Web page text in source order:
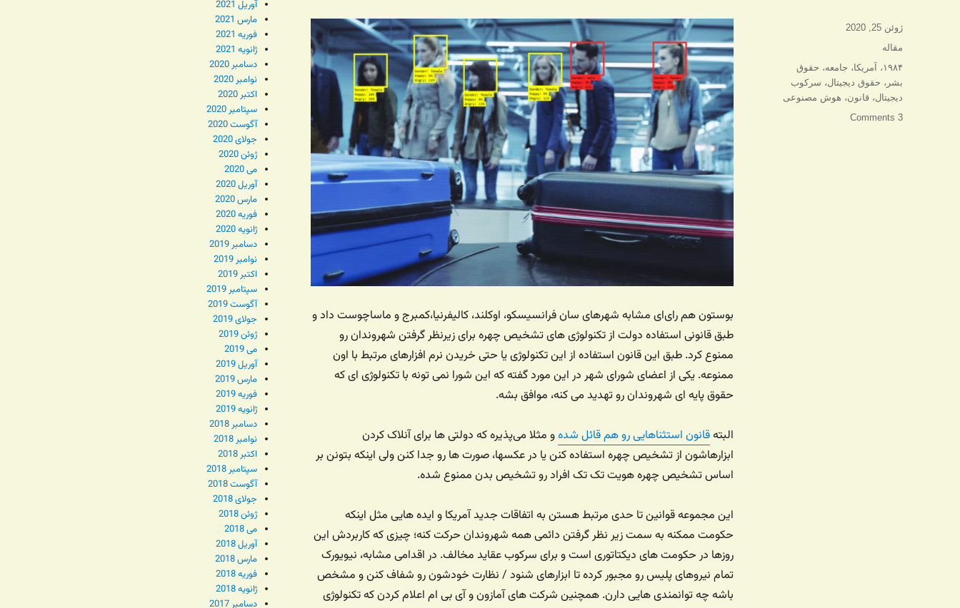
بوستون هم رای‌ای مشابه شهرهای سان فرانسیسکو، اوکلند، کالیفرنیا،‌کمبرج و ماساچوست داد و
طبق قانونی استفاده دولت از تکنولوژی های تشخیص چهره برای زیرنظر گرفتن شهروندان رو
ممنوع کرد. طبق این قانون استفاده از این تکنولوژی یا حتی خریدن نرم افزارهای مرتبط با اون
ممنوعه. یکی از اعضای شورای شهر در این مورد گفته که این شورا نمی تونه با تکنولوژی ای که
حقوق پایه ای شهروندان رو تهدید می کنه، موافق بشه.
البتهقانون استثناهایی رو هم قائل شدهو مثلا می‌پذیره که دولتی ها برای آنلاک کردن
ابزارهاشون از تشخیص چهره استفاده کنن یا در عکسها، صورت ها رو جدا کنن ولی اینکه بتونن بر
اساس تشخیص چهره هویت تک تک افراد رو تشخیص بدن ممنوع شده.
این مجموعه قوانین تا حدی مرتبط هستن به اتفاقات جدید آمریکا و ایده هایی مثل اینکه
حکومت ممکنه به سمت زیر نظر گرفتن دائمی همه شهروندان حرکت کنه؛ چیزی که کاربردش این
روزها در حکومت های دیکتاتوری است و برای سرکوب عقاید مخالف. در اقدامی مشابه، نیویورک
تمام نیروهای پلیس رو مجبور کرده تا ابزارهای شنود / نظارت خودشون رو شفاف کنن و مشخص
باشه چه توانمندی هایی دارن. همچنین شرکت های آمازون و آی بی ام اعلام کردن که تکنولوژی
ارسال
شده
ژوئن 25, 2020
دسته‌ها
مقاله
برچسب‌ها
۱۹۸۴ ، آمریکا، جامعه، حقوق
بشر ، حقوق دیجیتال، سرکوب
دیجیتال،قانون، هوش مصنوعی
3 Comments
آوریل 2021
مارس 2021
فوریه 2021
ژانویه 2021
دسامبر 2020
نوامبر 2020
اکتبر 2020
سپتامبر 2020
آگوست 2020
جولای 2020
ژوئن 2020
می 2020
آوریل 2020
مارس 2020
فوریه 2020
ژانویه 2020
دسامبر 2019
نوامبر 2019
اکتبر 2019
سپتامبر 2019
آگوست 2019
جولای 2019
ژوئن 2019
می 2019
آوریل 2019
مارس 2019
فوریه 2019
ژانویه 2019
دسامبر 2018
نوامبر 2018
اکتبر 2018
سپتامبر 2018
آگوست 2018
جولای 2018
ژوئن 2018
می 2018
آوریل 2018
مارس 2018
فوریه 2018
ژانویه 2018
دسامبر 2017